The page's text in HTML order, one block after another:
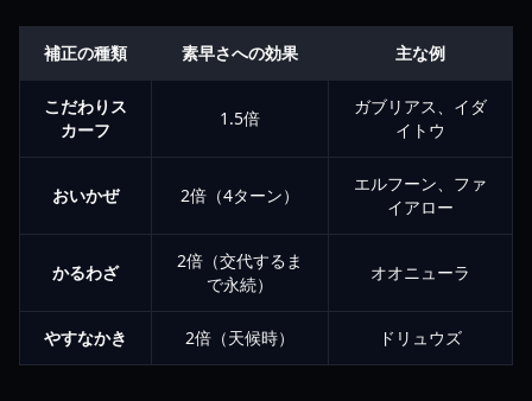
補正の種類 素早さへの効果 主な例
こだわりス
カーフ
1.5倍
ガブリアス、イダ
イトウ
おいかぜ 2倍（4ターン）
エルフーン、ファ
イアロー
かるわざ
2倍（交代するま
で永続）
オオニューラ
やすなかき 2倍（天候時） ドリュウズ